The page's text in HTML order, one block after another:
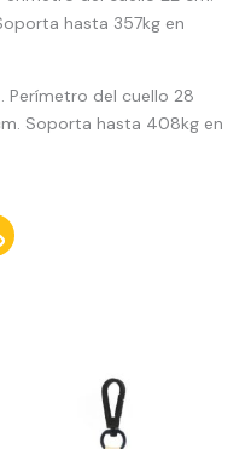
hasta 357kg en
Perímetro del cuello 28
Soporta hasta 408kg en